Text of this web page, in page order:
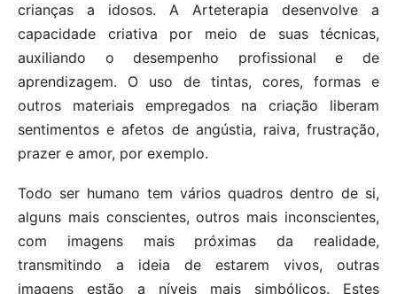
crianças a idosos. A Arteterapia desenvolve a
capacidade criativa por meio de suas técnicas,
auxiliando o desempenho profissional e de
aprendizagem. O uso de tintas, cores, formas e
outros materiais empregados na criação liberam
sentimentos e afetos de angústia, raiva, frustração,
prazer e amor, por exemplo.
Todo ser humano tem vários quadros dentro de si,
alguns mais conscientes, outros mais inconscientes,
com imagens mais próximas da realidade,
transmitindo a ideia de estarem vivos, outras
imagens estão a níveis mais simbólicos. Estes